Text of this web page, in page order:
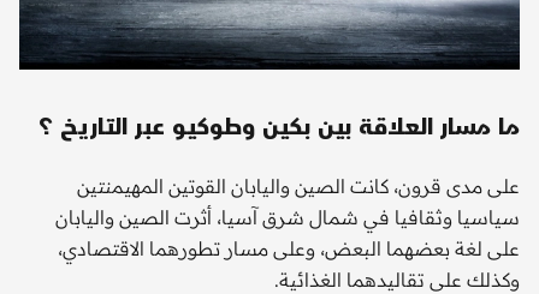
ما مسار العلاقة بين بكين وطوكيو عبر التاريخ ؟
على مدى قرون، كانت الصين واليابان القوتين المهيمنتين
سياسيا وثقافيا في شمال شرق آسيا، أثرت الصين واليابان
على لغة بعضهما البعض، وعلى مسار تطورهما الاقتصادي،
وكذلك على تقاليدهما الغذائية.